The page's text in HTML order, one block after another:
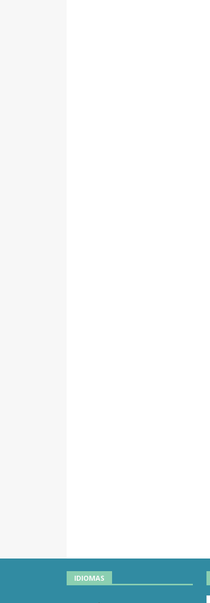
IDIOMAS